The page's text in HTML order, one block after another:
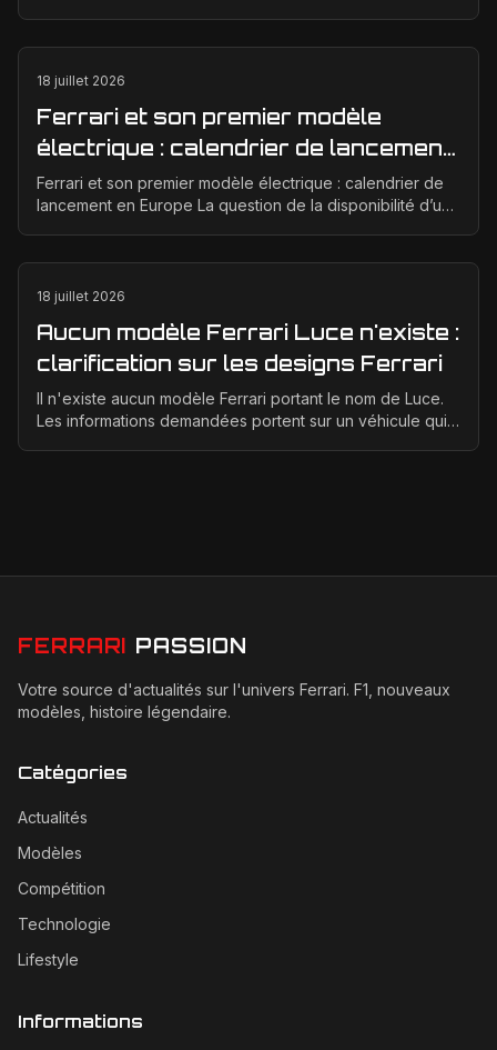
18 juillet 2026
Ferrari et son premier modèle
électrique : calendrier de lancement
en Europe
Ferrari et son premier modèle électrique : calendrier de
lancement en Europe La question de la disponibilité d’une
18 juillet 2026
Aucun modèle Ferrari Luce n'existe :
clarification sur les designs Ferrari
Il n'existe aucun modèle Ferrari portant le nom de Luce.
Les informations demandées portent sur un véhicule qui
FERRARI PASSION
Votre source d'actualités sur l'univers Ferrari. F1, nouveaux
modèles, histoire légendaire.
Catégories
Actualités
Modèles
Compétition
Technologie
Lifestyle
Informations